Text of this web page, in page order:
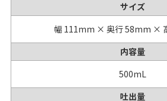
サイズ
幅 111mm × 奥行 58mm ×
内容量
500mL
吐出量